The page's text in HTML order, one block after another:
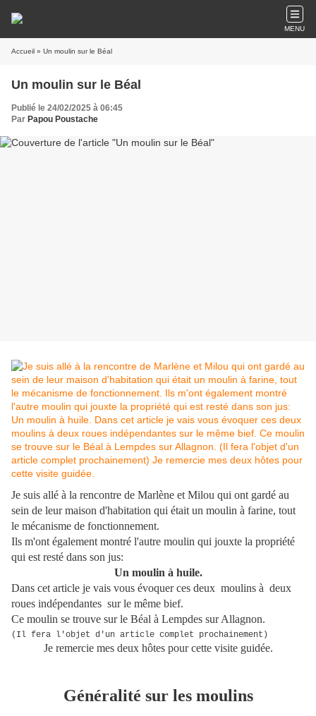
MENU
Accueil » Un moulin sur le Béal
Un moulin sur le Béal
Publié le 24/02/2025 à 06:45
Par Papou Poustache
Je suis allé à la rencontre de Marlène et Milou qui ont gardé au
sein de leur maison d'habitation qui était un moulin à farine, tout
le mécanisme de fonctionnement.
Ils m'ont également montré l'autre moulin qui jouxte la propriété
qui est resté dans son jus:
Un moulin à huile.
Dans cet article je vais vous évoquer ces deux moulins à deux
roues indépendantes sur le même bief.
Ce moulin se trouve sur le Béal à Lempdes sur Allagnon.
(Il fera l'objet d'un article complet prochainement)
Je remercie mes deux hôtes pour cette visite guidée.
Généralité sur les moulins